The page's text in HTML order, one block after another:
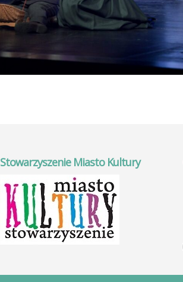
Stowarzyszenie Miasto Kultury